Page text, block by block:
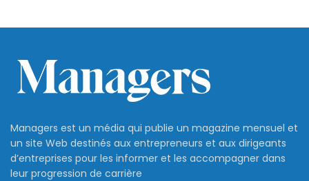
Managers est un média qui publie un magazine mensuel et
un site Web destinés aux entrepreneurs et aux dirigeants
d’entreprises pour les informer et les accompagner dans
leur progression de carrière